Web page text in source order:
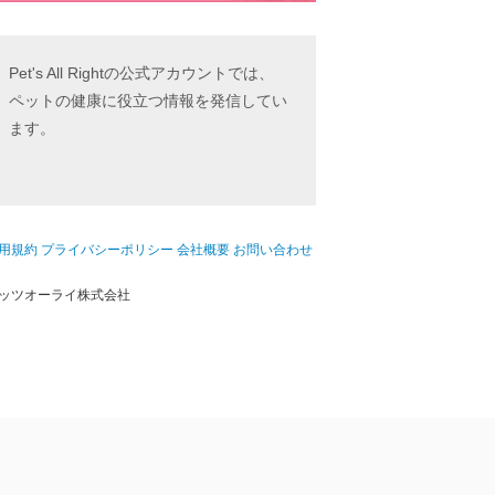
Pet's All Rightの公式アカウントでは、
ペットの健康に役立つ情報を発信してい
ます。
規約 プライバシーポリシー 会社概要 お問い合わせ
ツオーライ株式会社